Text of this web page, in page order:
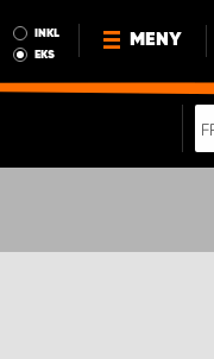
INKL
EKS
MENY
NYHETER